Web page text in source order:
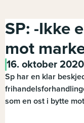
SP: -Ikke
mot
16. oktober 2020
Sp har en klar
som en ost i bytte